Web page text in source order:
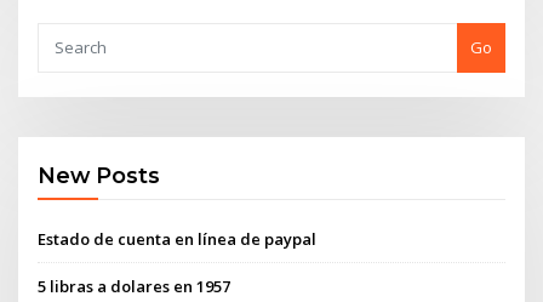
Go
New Posts
Estado de cuenta en línea de paypal
5 libras a dolares en 1957